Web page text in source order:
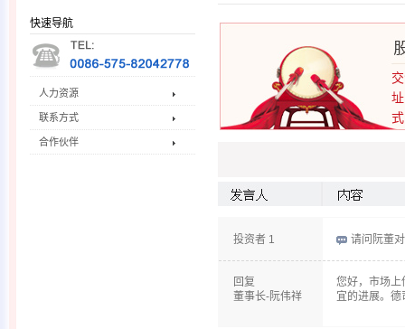
快速导航
人力资源
联系方式
合作伙伴
投资者 1 请问阮董
回复
董事长-阮伟祥
您好，市场上
宜的进展。